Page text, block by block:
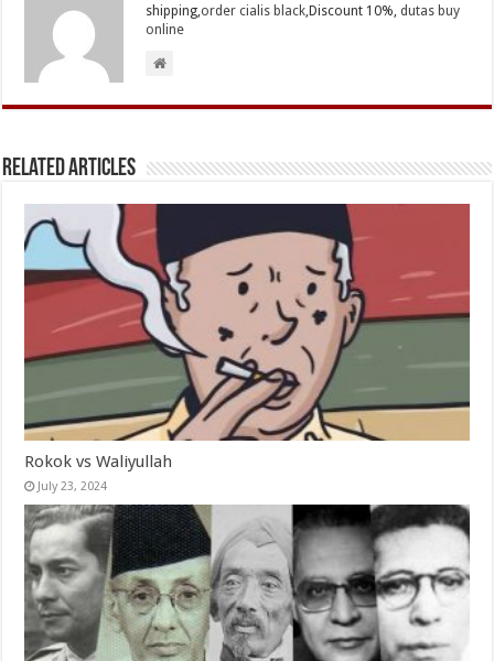
shipping,order cialis black,Discount 10%,dutas buy
online
Related Articles
Rokok vs Waliyullah
July 23, 2024